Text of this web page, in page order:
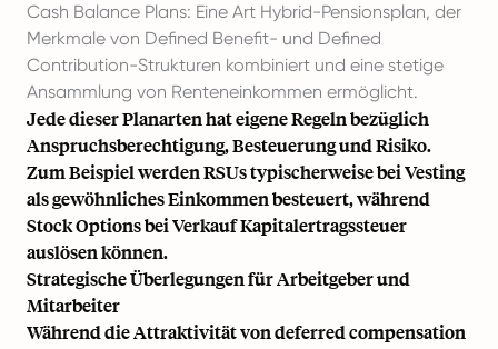
Cash Balance Plans: Eine Art Hybrid-Pensionsplan, der
Merkmale von Defined Benefit- und Defined
Contribution-Strukturen kombiniert und eine stetige
Ansammlung von Renteneinkommen ermöglicht.
Jede dieser Planarten hat eigene Regeln bezüglich
Anspruchsberechtigung, Besteuerung und Risiko.
Zum Beispiel werden RSUs typischerweise bei Vesting
als gewöhnliches Einkommen besteuert, während
Stock Options bei Verkauf Kapitalertragssteuer
auslösen können.
Strategische Überlegungen für Arbeitgeber und
Mitarbeiter
Während die Attraktivität von deferred compensation